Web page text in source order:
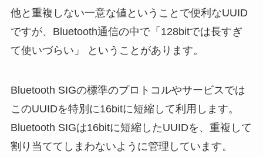
他と重複しない一意な値ということで便利なUUID
ですが、Bluetooth通信の中で「128bitでは長すぎ
て使いづらい」 ということがあります。
Bluetooth SIGの標準のプロトコルやサービスでは
このUUIDを特別に16bitに短縮して利用します。
Bluetooth SIGは16bitに短縮したUUIDを、重複して
割り当ててしまわないように管理しています。